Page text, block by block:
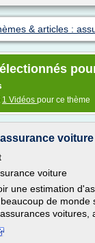
& articles :
1 Vidéos pour ce thème
voiture
une estimation
de
voitures,